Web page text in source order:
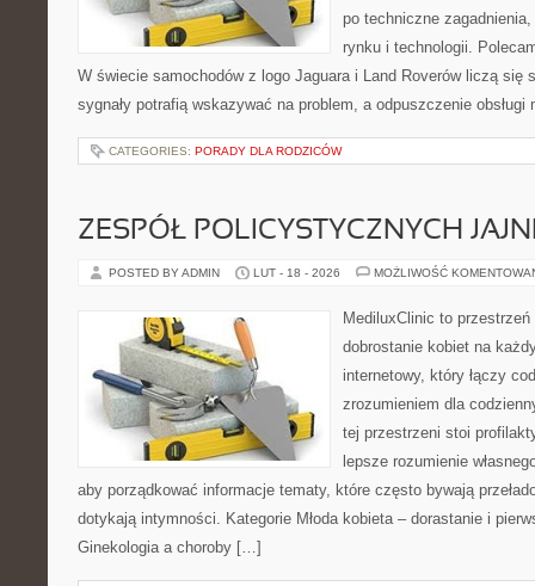
po techniczne
rynku i technologii.
W świecie samochodów z logo Jaguara i Land Roverów liczą się
sygnały potrafią wskazywać na problem, a odpuszczenie
CATEGORIES: PORADY DLA RODZICÓW
ZESPÓŁ POLICYSTYCZNYCH
POSTED BY ADMIN LUT - 18 - 2026 MOŻLIWOŚĆ
MediluxClinic to
dobrostanie kobiet na
internetowy, który łączy
zrozumieniem dla
tej przestrzeni stoi
lepsze rozumienie
aby porządkować informacje tematy, które często bywają
dotykają intymności. Kategorie Młoda kobieta – dorastanie i
Ginekologia a choroby […]